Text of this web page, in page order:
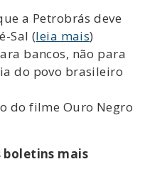
a Petrobrás deve
Sal (leia mais)
bancos, não para
do povo brasileiro
do filme Ouro Negro
boletins mais